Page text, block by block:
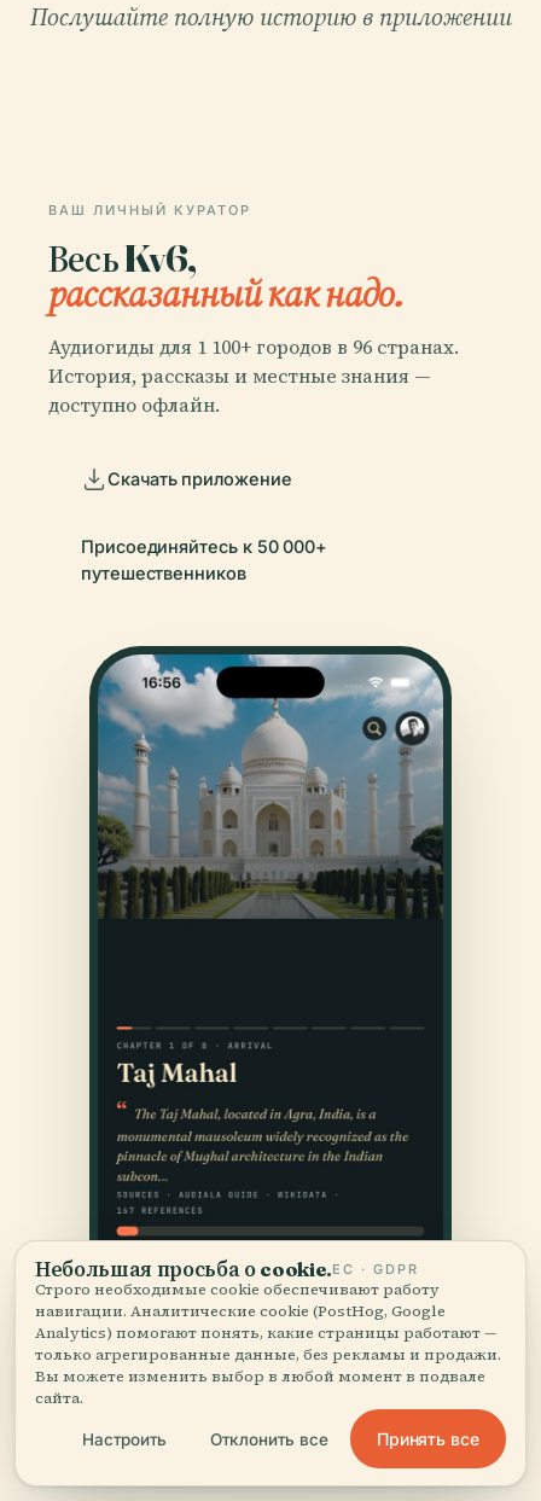
Послушайте полную историю в приложении
ВАШ ЛИЧНЫЙ КУРАТОР
Весь Kv6,
рассказанный как надо.
Аудиогиды для 1 100+ городов в 96 странах.
История, рассказы и местные знания —
доступно офлайн.
Скачать приложение
Присоединяйтесь к 50 000+
путешественников
Небольшая просьба о cookie.ЕС · GDPR
Строго необходимые cookie обеспечивают работу
навигации. Аналитические cookie (PostHog, Google
Analytics) помогают понять, какие страницы работают —
только агрегированные данные, без рекламы и продажи.
Вы можете изменить выбор в любой момент в подвале
сайта.
Настроить Отклонить все Принять все